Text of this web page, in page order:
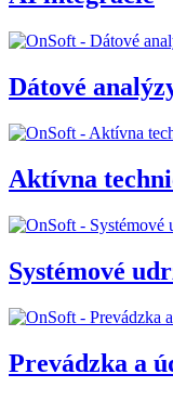
Dátové
Aktívna
Systémové
Prevádzka a